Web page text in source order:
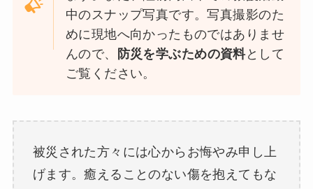
中のスナップ写真です。写真撮影のた
めに現地へ向かったものではありませ
んので、
防災を学ぶための資料として
ご覧ください。
被災された方々には心からお悔やみ申し上
げます。癒えることのない傷を抱えてもな